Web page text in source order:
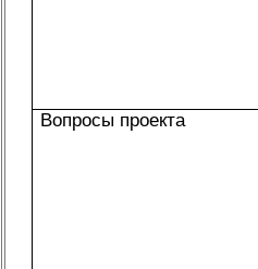
Вопросы проекта